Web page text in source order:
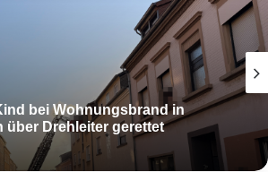
bei Wohnungsbrand in
über Drehleiter gerettet